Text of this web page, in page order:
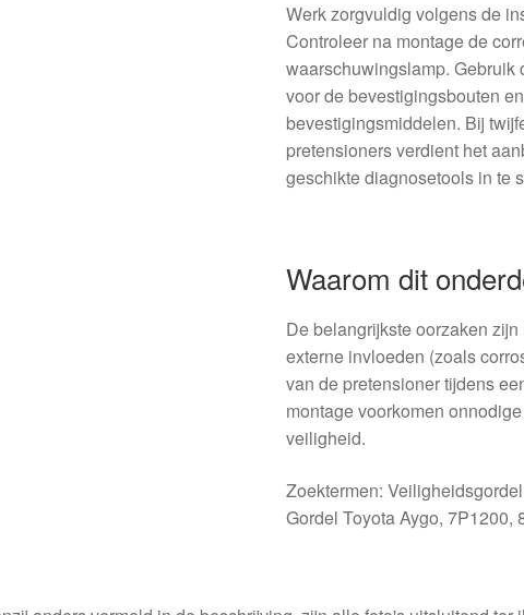
Werk zorgvuldig volgens de
Controleer na montage de
waarschuwingslamp. Gebruik
voor de bevestigingsbouten
bevestigingsmiddelen. Bij
pretensioners verdient het
geschikte diagnosetools in te
Waarom dit
De belangrijkste oorzaken
externe invloeden (zoals
van de pretensioner tijdens
montage voorkomen
veiligheid.
Zoektermen:
Gordel Toyota Aygo, 7P1200,